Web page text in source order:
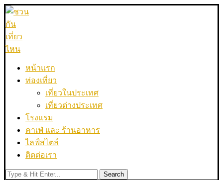
หน้าแรก
ท่องเที่ยว
เที่ยวในประเทศ
เที่ยวต่างประเทศ
โรงแรม
คาเฟ่ และ ร้านอาหาร
ไลฟ์สไตล์
ติดต่อเรา
Search